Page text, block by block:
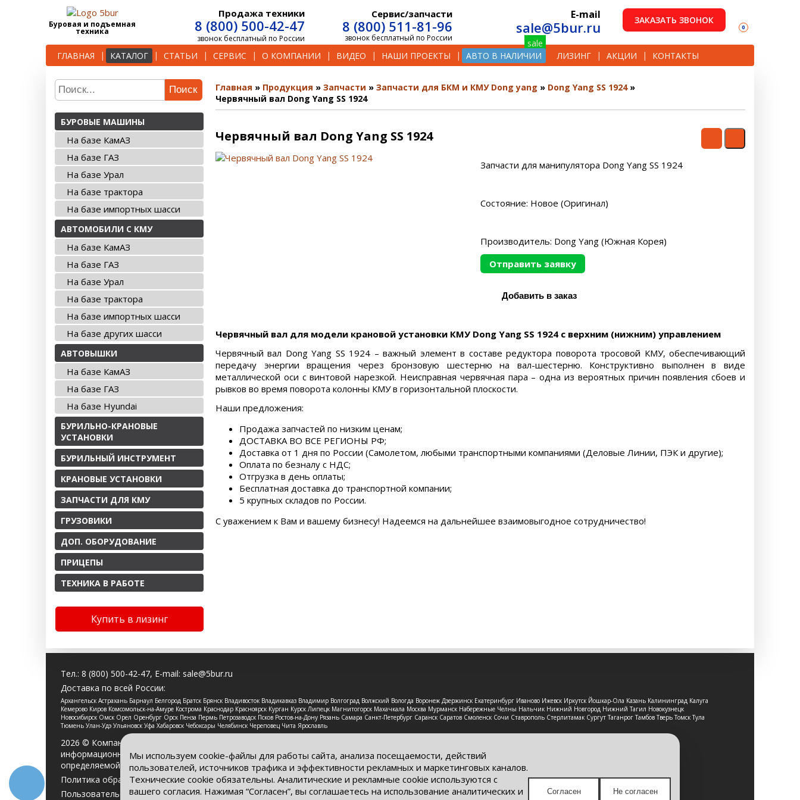
Буровая и подъемная
техника
Продажа техники
8 (800) 500-42-47
звонок бесплатный по России
Сервис/запчасти
8 (800) 511-81-96
звонок бесплатный по России
E-mail
sale@5bur.ru ЗАКАЗАТЬ ЗВОНОК
0
ГЛАВНАЯ КАТАЛОГ СТАТЬИ СЕРВИС О КОМПАНИИ ВИДЕО НАШИ ПРОЕКТЫ АВТО В НАЛИЧИИ ЛИЗИНГ АКЦИИ КОНТАКТЫ
Поиск
БУРОВЫЕ МАШИНЫ
На базе КамАЗ
На базе ГАЗ
На базе Урал
На базе трактора
На базе импортных шасси
АВТОМОБИЛИ С КМУ
На базе КамАЗ
На базе ГАЗ
На базе Урал
На базе трактора
На базе импортных шасси
На базе других шасси
АВТОВЫШКИ
На базе КамАЗ
На базе ГАЗ
На базе Hyundai
БУРИЛЬНО-КРАНОВЫЕ
УСТАНОВКИ
БУРИЛЬНЫЙ ИНСТРУМЕНТ
КРАНОВЫЕ УСТАНОВКИ
ЗАПЧАСТИ ДЛЯ КМУ
ГРУЗОВИКИ
ДОП. ОБОРУДОВАНИЕ
ПРИЦЕПЫ
ТЕХНИКА В РАБОТЕ
Купить в лизинг
Главная Продукция Запчасти Запчасти для БКМ и КМУ Dong yang
Dong Yang SS 1924
Червячный вал Dong Yang SS 1924
Червячный вал Dong Yang SS 1924
Запчасти для манипулятора Dong Yang SS 1924
Состояние: Новое (Оригинал)
Производитель: Dong Yang (Южная Корея)
Отправить заявку
Червячный вал для модели крановой установки КМУ Dong Yang SS 1924 с верхним (нижним) управлением
Червячный вал Dong Yang SS 1924 – важный элемент в составе редуктора поворота тросовой КМУ, обеспечивающий
передачу энергии вращения через бронзовую шестерню на вал-шестерню. Конструктивно выполнен в виде
металлической оси с винтовой нарезкой. Неисправная червячная пара – одна из вероятных причин появления сбоев и
рывков во время поворота колонны КМУ в горизонтальной плоскости.
Наши предложения:
Продажа запчастей по низким ценам;
ДОСТАВКА ВО ВСЕ РЕГИОНЫ РФ;
Доставка от 1 дня по России (Самолетом, любыми транспортными компаниями (Деловые Линии, ПЭК и другие);
Оплата по безналу с НДС;
Отгрузка в день оплаты;
Бесплатная доставка до транспортной компании;
5 крупных складов по России.
С уважением к Вам и вашему бизнесу! Надеемся на дальнейшее взаимовыгодное сотрудничество!
Тел.: 8 (800) 500-42-47, E-mail: sale@5bur.ru
Доставка по всей России:
Архангельск Астрахань Барнаул Белгород Братск Брянск Владивосток Владикавказ Владимир Волгоград Волжский Вологда Воронеж Дзержинск Екатеринбург Иваново Ижевск Иркутск Йошкар-Ола Казань Калининград Калуга
Кемерово Киров Комсомольск-на-Амуре Кострома Краснодар Красноярск Курган Курск Липецк Магнитогорск Махачкала Москва Мурманск Набережные Челны Нальчик Нижний Новгород Нижний Тагил Новокузнецк
Новосибирск Омск Орел Оренбург Орск Пенза Пермь Петрозаводск Псков Ростов-на-Дону Рязань Самара Санкт-Петербург Саранск Саратов Смоленск Сочи Ставрополь Стерлитамак Сургут Таганрог Тамбов Тверь Томск Тула
Тюмень Улан-Удэ Ульяновск Уфа Хабаровск Чебоксары Челябинск Череповец Чита Ярославль
2026 © Компания «Буровые Машины». Все права защищены. Обращаем Ваше внимание на то, что данный интернет-сайт носит исключительно
информационный характер и ни при каких условиях информационные материалы и цены, размещенные на сайте, не является публичной офертой,
определяемой положениями Статьи 437 Гражданского кодекса РФ.
Политика обработки персональных данных
Пользовательское соглашение
Мы используем cookie-файлы для работы сайта, анализа посещаемости, действий
пользователей, источников трафика и эффективности рекламных и маркетинговых каналов.
Технические cookie обязательны. Аналитические и рекламные cookie используются с
вашего согласия. Нажимая “Согласен”, вы соглашаетесь на использование аналитических и
Согласен Не согласен